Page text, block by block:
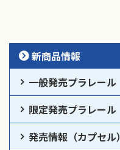
新商品情報
一般発売プラレール
限定発売プラレール
発売情報（カプセル）